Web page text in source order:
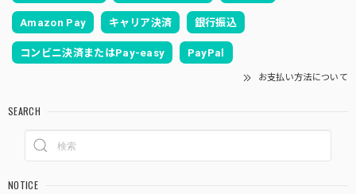
Amazon Pay キャリア決済 銀行振込
コンビニ決済またはPay-easy PayPal
お支払い方法について
SEARCH
NOTICE